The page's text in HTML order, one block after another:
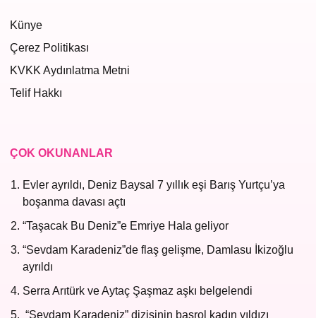
Künye
Çerez Politikası
KVKK Aydınlatma Metni
Telif Hakkı
ÇOK OKUNANLAR
Evler ayrıldı, Deniz Baysal 7 yıllık eşi Barış Yurtçu’ya
boşanma davası açtı
“Taşacak Bu Deniz”e Emriye Hala geliyor
“Sevdam Karadeniz”de flaş gelişme, Damlasu İkizoğlu
ayrıldı
Serra Arıtürk ve Aytaç Şaşmaz aşkı belgelendi
“Sevdam Karadeniz” dizisinin başrol kadın yıldızı